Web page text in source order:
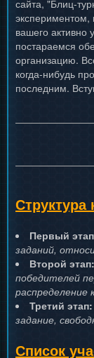
сайта, "Блиц-
вашего активно
постараемся
организацию.
когда-нибудь
последним.
Структура
Первый
заданий,
Второй этап:
победителей
Третий этап:
задание,
Список